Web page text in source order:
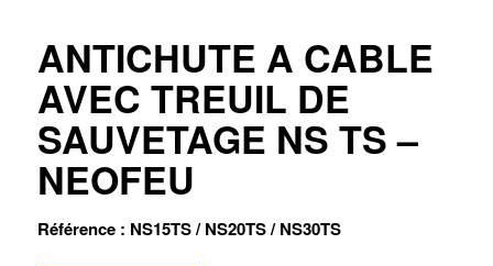
ANTICHUTE A CABLE
AVEC TREUIL DE
SAUVETAGE NS TS –
NEOFEU
Référence : NS15TS / NS20TS / NS30TS